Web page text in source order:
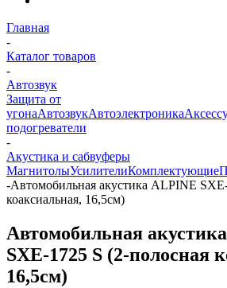
Главная
-
Каталог товаров
-
Автозвук
Защита от
угонаАвтозвукАвтоэлектроника
подогреватели
-
Акустика и сабвуферы
МагнитолыУсилителиКомплектующие
-Автомобильная акустика ALPINE
коаксиальная, 16,5см)
Автомобильная
SXE-1725 S (2-полосная
16,5см)